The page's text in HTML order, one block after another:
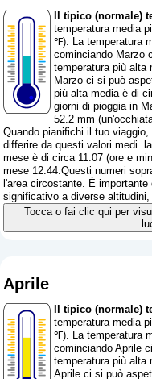
Il tipico (normale)
temperatura media
℉). La temperatura
cominciando Marzo
temperatura più
Marzo ci si può
più alta media è di
giorni di pioggia in
52.2 mm (
Quando pianifichi il tuo
differire da questi valori medi.
mese è di circa 11:07 (ore e
mese 12:44.Questi numeri
l'area circostante. È
significativo a diverse altitudini,
Tocca o fai clic qui per
Aprile
Il tipico (normale)
temperatura media
℉). La temperatura
cominciando Aprile
temperatura più
Aprile ci si può